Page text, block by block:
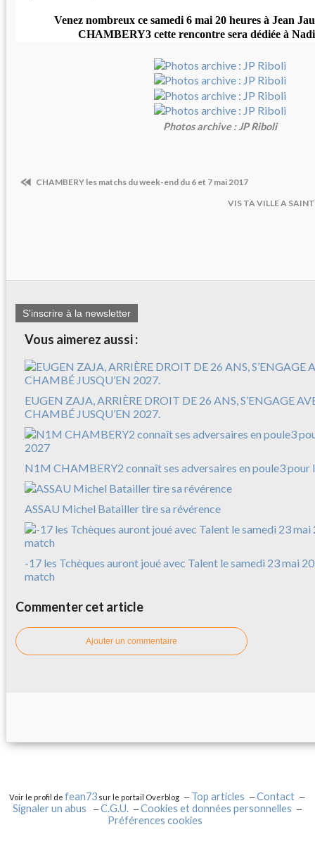
Venez nombreux ce samedi 6 mai 20 heures à Jean
CHAMBERY3 cette rencontre sera dédiée à
Photos archive : JP Riboli
CHAMBERY les matchs du week-end du 6 et 7 mai 2017
VIS TA VILLE A
S'inscrire à la newsletter
Vous aimerez aussi :
EUGEN ZAJA, ARRIÈRE DROIT DE 26 ANS, S’ENGAGE
CHAMBÉ JUSQU’EN 2027.
N1M CHAMBERY2 connaît ses adversaires en poule3 pour
ASSAU Michel Batailler tire sa révérence
-17 les Tchèques auront joué avec Talent le samedi 23 mai
match
Commenter cet article
Ajouter un commentaire
Voir le profil defean73 sur le portail Overblog Top articles
Contact
Signaler un abus
C.G.U.
Cookies et données personnelles
Préférences cookies